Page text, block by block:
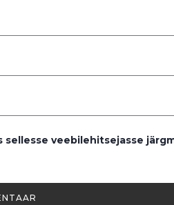
sellesse veebilehitsejasse